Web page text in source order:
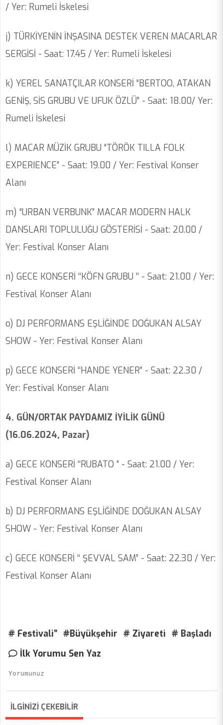
/ Yer: Rumeli İskelesi
j) TÜRKİYENİN İNŞASINA DESTEK VEREN MACARLAR
SERGİSİ - Saat: 17.45 / Yer: Rumeli İskelesi
k) YEREL SANATÇILAR KONSERİ “BERTOO, ATAKAN
GENİŞ, SİS GRUBU VE UFUK ÖZLÜ” - Saat: 18.00/ Yer:
Rumeli İskelesi
l) MACAR MÜZİK GRUBU “TÖRÖK TILLA FOLK
EXPERIENCE” - Saat: 19.00 / Yer: Festival Konser
Alanı
m) “URBAN VERBUNK” MACAR MODERN HALK
DANSLARI TOPLULUĞU GÖSTERİSİ - Saat: 20.00 /
Yer: Festival Konser Alanı
n) GECE KONSERİ ‘‘KÖFN GRUBU ’’ - Saat: 21.00 / Yer:
Festival Konser Alanı
o) DJ PERFORMANS EŞLİĞİNDE DOĞUKAN ALSAY
SHOW - Yer: Festival Konser Alanı
p) GECE KONSERİ ‘‘HANDE YENER” - Saat: 22.30 /
Yer: Festival Konser Alanı
4. GÜN/ORTAK PAYDAMIZ İYİLİK GÜNÜ
(16.06.2024, Pazar)
a) GECE KONSERİ ‘‘RUBATO ” - Saat: 21.00 / Yer:
Festival Konser Alanı
b) DJ PERFORMANS EŞLİĞİNDE DOĞUKAN ALSAY
SHOW - Yer: Festival Konser Alanı
c) GECE KONSERİ ‘‘ ŞEVVAL SAM” - Saat: 22.30 / Yer:
Festival Konser Alanı
# Festivali” #Büyükşehir # Ziyareti # Başladı
İlk Yorumu Sen Yaz
İLGİNİZİ ÇEKEBİLİR